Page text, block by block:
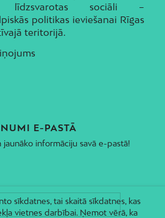
līdzsvarotas sociāli –
politikas ieviešanai Rīgas
teritorijā.
E-PASTĀ
jaunāko informāciju savā e-pastā!
sīkdatnes, tai skaitā sīkdatnes, kas
vietnes darbībai. Ņemot vērā, ka